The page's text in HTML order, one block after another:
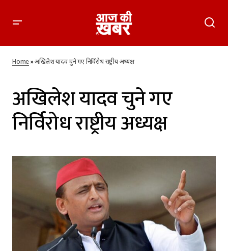
Home»अखिलेश यादव चुने गए निर्विरोध राष्ट्रीय अध्यक्ष
अखिलेश यादव चुने गए
निर्विरोध राष्ट्रीय अध्यक्ष